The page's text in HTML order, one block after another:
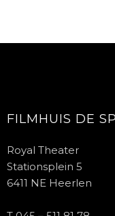
FILMHUIS DE
Royal Theater
Stationsplein 5
6411 NE Heerlen